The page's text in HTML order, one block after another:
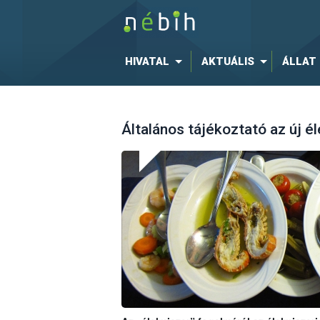
HIVATAL AKTUÁLIS ÁLLAT
Általános tájékoztató az új